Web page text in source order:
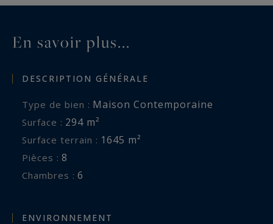
En savoir plus...
DESCRIPTION GÉNÉRALE
Type de bien : Maison Contemporaine
Surface : 294 m²
Surface terrain : 1645 m²
Pièces : 8
Chambres : 6
ENVIRONNEMENT